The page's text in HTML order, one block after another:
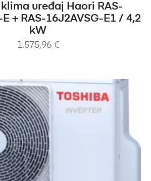
DODAJ U KOŠARICU
klima uređaj Haori RAS-
+ RAS-16J2AVSG-E1 / 4,2
kW
1.575,96 €